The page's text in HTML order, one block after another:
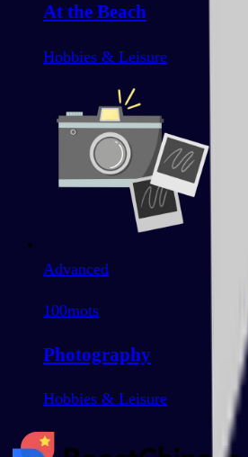
At the Beach
Hobbies & Leisure
Advanced
100mots
Photography
Hobbies & Leisure